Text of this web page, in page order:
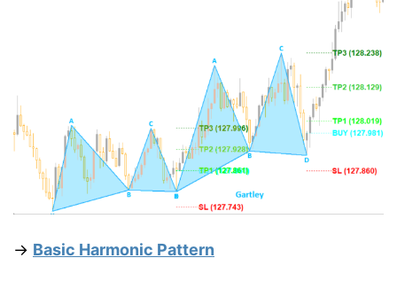
→ Basic Harmonic Pattern